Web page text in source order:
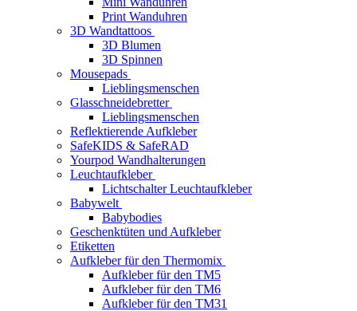
Print Wanduhren
3D Wandtattoos
3D Blumen
3D Spinnen
Mousepads
Lieblingsmenschen
Glasschneidebretter
Lieblingsmenschen
Reflektierende Aufkleber
SafeKIDS & SafeRAD
Yourpod Wandhalterungen
Leuchtaufkleber
Lichtschalter Leuchtaufkleber
Babywelt
Babybodies
Geschenktüten und Aufkleber
Etiketten
Aufkleber für den Thermomix
Aufkleber für den TM5
Aufkleber für den TM6
Aufkleber für den TM31